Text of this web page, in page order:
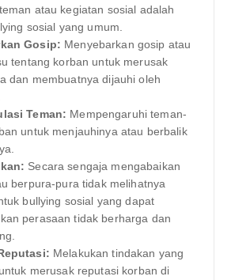
atau kegiatan sosial adalah
sosial yang umum.
Gosip: Menyebarkan gosip atau
tentang korban untuk merusak
dan membuatnya dijauhi oleh
Teman: Mempengaruhi teman-
untuk menjauhinya atau berbalik
Secara sengaja mengabaikan
berpura-pura tidak melihatnya
bullying sosial yang dapat
perasaan tidak berharga dan
Melakukan tindakan yang
merusak reputasi korban di